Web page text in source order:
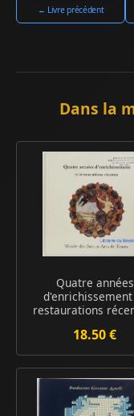
← Livre précédent
Dans la
Quatre années
restaurations
18.50 €